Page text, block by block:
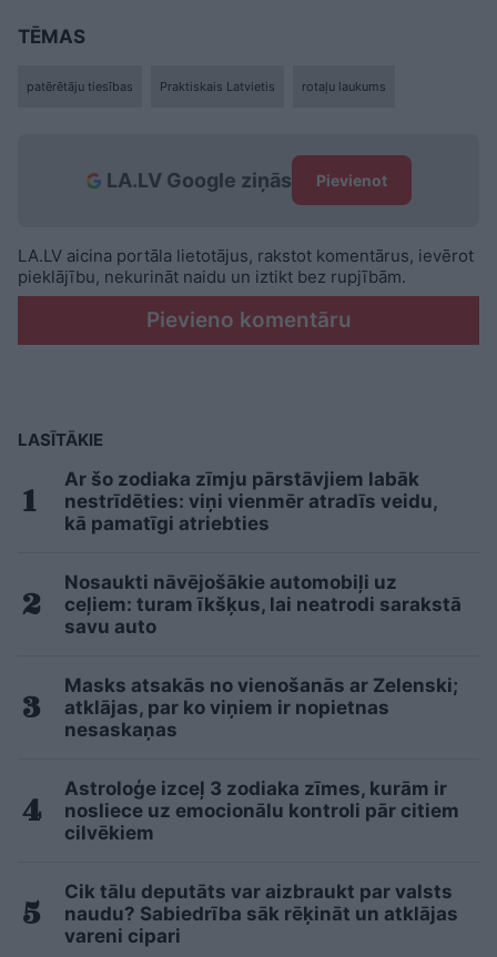
TĒMAS
patērētāju tiesības Praktiskais Latvietis rotaļu laukums
LA.LV Google ziņās Pievienot
LA.LV aicina portāla lietotājus, rakstot komentārus, ievērot
pieklājību, nekurināt naidu un iztikt bez rupjībām.
Pievieno komentāru
LASĪTĀKIE
Ar šo zodiaka zīmju pārstāvjiem labāk
nestrīdēties: viņi vienmēr atradīs veidu,
kā pamatīgi atriebties
Nosaukti nāvējošākie automobiļi uz
ceļiem: turam īkšķus, lai neatrodi sarakstā
savu auto
Masks atsakās no vienošanās ar Zelenski;
atklājas, par ko viņiem ir nopietnas
nesaskaņas
Astroloģe izceļ 3 zodiaka zīmes, kurām ir
nosliece uz emocionālu kontroli pār citiem
cilvēkiem
Cik tālu deputāts var aizbraukt par valsts
naudu? Sabiedrība sāk rēķināt un atklājas
vareni cipari